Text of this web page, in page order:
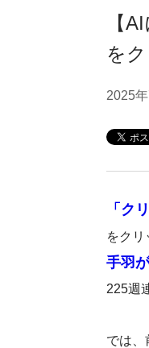
【
を
2025
「ク
をクリ
手羽
225週
では、